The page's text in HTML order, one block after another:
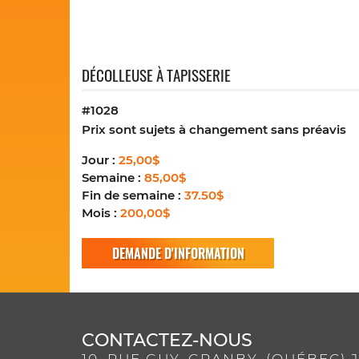
DÉCOLLEUSE À TAPISSERIE
#1028
Prix sont sujets à changement sans préavis
Jour : 25,00$
Semaine : 85,00$
Fin de semaine : 37.50$
Mois : 200,00$
DEMANDE D'INFORMATION
CONTACTEZ-NOUS